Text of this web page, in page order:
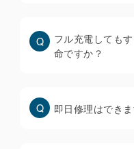
に必要なデータを移
していますが、交換
フル充電しても
命ですか？
即日修理はでき